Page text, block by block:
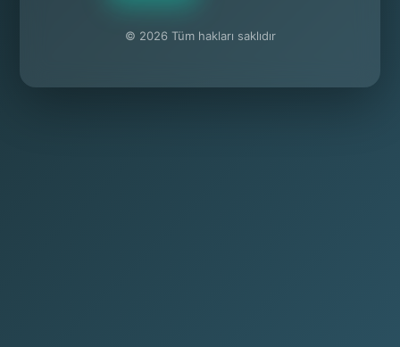
© 2026 Tüm hakları saklıdır